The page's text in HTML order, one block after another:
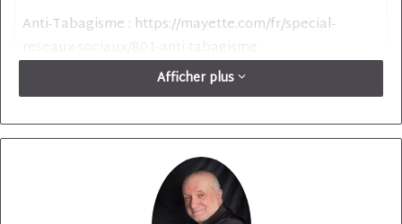
Anti-Tabagisme : https://mayette.com/fr/special-
reseaux-sociaux/801-anti-tabagisme
Coin Card : https://mayette.com/fr/accueil/4450-coin-
card
Jeu qui se mélange tout seul :
https://mayette.com/fr/tours-de-cartes-faciles/1248-
jeu-qui-se-melange-tout-seul
Afficher plus